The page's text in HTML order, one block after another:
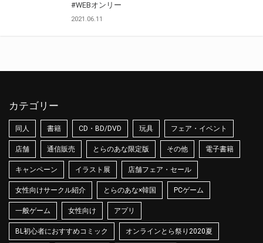
#WEBオンリー
2021.06.11
カテゴリー
同人 書籍 CD・BD/DVD 玩具 フェア・イベント
店舗 通信販売 とらのあな限定版 その他 電子書籍
キャンペーン イラスト展 店舗フェア・セール
女性向けサークル紹介 とらのあな×韓国 PCゲーム
一般ゲーム 女性向け アプリ
BL初心者におすすめコミック オンラインとら祭り2020夏